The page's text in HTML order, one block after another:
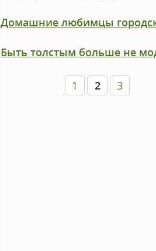
Домашние любимцы
Быть толстым больше не
1 2 3